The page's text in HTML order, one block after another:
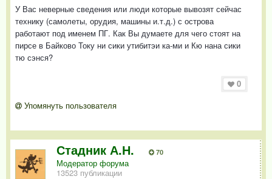
У Вас неверные сведения или люди которые вывозят сейчас
технику (самолеты, орудия, машины и.т.д.) с острова
работают под именем ПГ. Как Вы думаете для чего стоят на
пирсе в Байково Току ни сики утибитэи ка-ми и Кю нана сики
тю сэнся?
0
Упомянуть пользователя
Стадник А.Н. 70
Модератор форума
13523 публикации